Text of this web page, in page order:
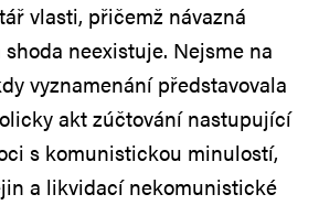
vlasti, přičemž návazná
neexistuje. Nejsme na
vyznamenání představovala
akt zúčtování nastupující
s komunistickou minulostí,
a likvidací nekomunistické